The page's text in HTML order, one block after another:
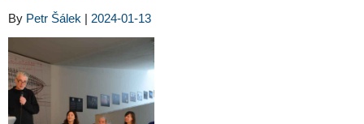
By Petr Šálek | 2024-01-13